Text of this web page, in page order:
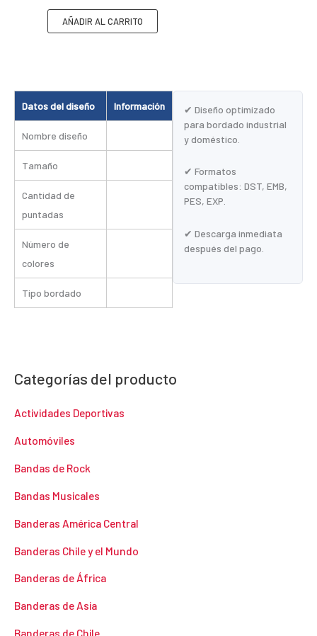
Datos del diseño Información
Nombre diseño
Tamaño
Cantidad de
puntadas
Número de
colores
Tipo bordado
✔ Diseño optimizado
para bordado industrial
y doméstico.
✔ Formatos
compatibles: DST, EMB,
PES, EXP.
✔ Descarga inmediata
después del pago.
AÑADIR AL CARRITO
Categorías del producto
Actividades Deportivas
Automóviles
Bandas de Rock
Bandas Musicales
Banderas América Central
Banderas Chile y el Mundo
Banderas de África
Banderas de Asia
Banderas de Chile